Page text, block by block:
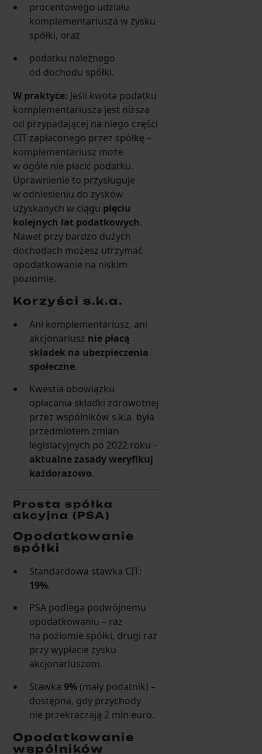
procentowego udziału
komplementariusza w zysku
spółki, oraz
podatku należnego
od dochodu spółki.
W praktyce: Jeśli kwota podatku
komplementariusza jest niższa
od przypadającej na niego części
CIT zapłaconego przez spółkę –
komplementariusz może
w ogóle nie płacić podatku.
Uprawnienie to przysługuje
w odniesieniu do zysków
uzyskanych w ciągu pięciu
kolejnych lat podatkowych.
Nawet przy bardzo dużych
dochodach możesz utrzymać
opodatkowanie na niskim
poziomie.
Korzyści s.k.a.
Ani komplementariusz, ani
akcjonariusz nie płacą
składek na ubezpieczenia
społeczne.
Kwestia obowiązku
opłacania składki zdrowotnej
przez wspólników s.k.a. była
przedmiotem zmian
legislacyjnych po 2022 roku –
aktualne zasady weryfikuj
każdorazowo.
Prosta spółka
akcyjna (PSA)
Opodatkowanie
spółki
Standardowa stawka CIT:
19%.
PSA podlega podwójnemu
opodatkowaniu – raz
na poziomie spółki, drugi raz
przy wypłacie zysku
akcjonariuszom.
Stawka9% (mały podatnik) –
dostępna, gdy przychody
nie przekraczają 2 mln euro.
Opodatkowanie
wspólników